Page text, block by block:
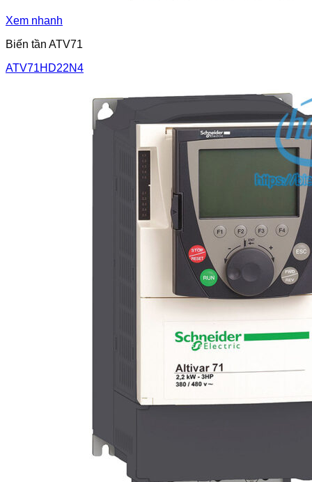
Xem nhanh
Biến tần ATV71
ATV71HD22N4